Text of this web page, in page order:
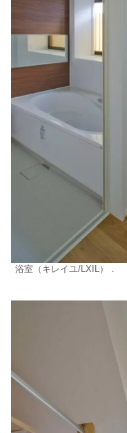
浴室（キレイユ/LXIL）．